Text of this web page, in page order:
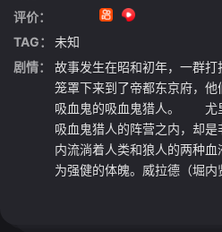
评价：
TAG：
未知
剧情：
故事发生在昭和初年，一群
笼罩下来到了帝都东京府，
吸血鬼的吸血鬼猎人。 尤
吸血鬼猎人的阵营之内，却
内流淌着人类和狼人的两种
为强健的体魄。威拉德（堀